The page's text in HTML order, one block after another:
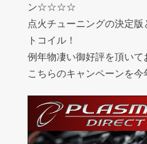
ン☆☆☆☆
点火チューニングの決定
トコイル！
例年物凄い御好評を頂いて
こちらのキャンペーンを今